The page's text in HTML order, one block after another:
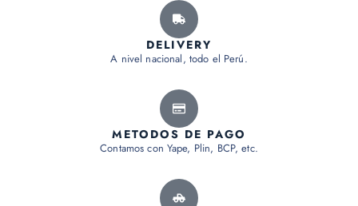
DELIVERY
A nivel nacional, todo el Perú.
METODOS DE PAGO
Contamos con Yape, Plin, BCP, etc.